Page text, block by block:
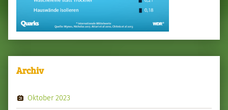
Archiv
Oktober 2023